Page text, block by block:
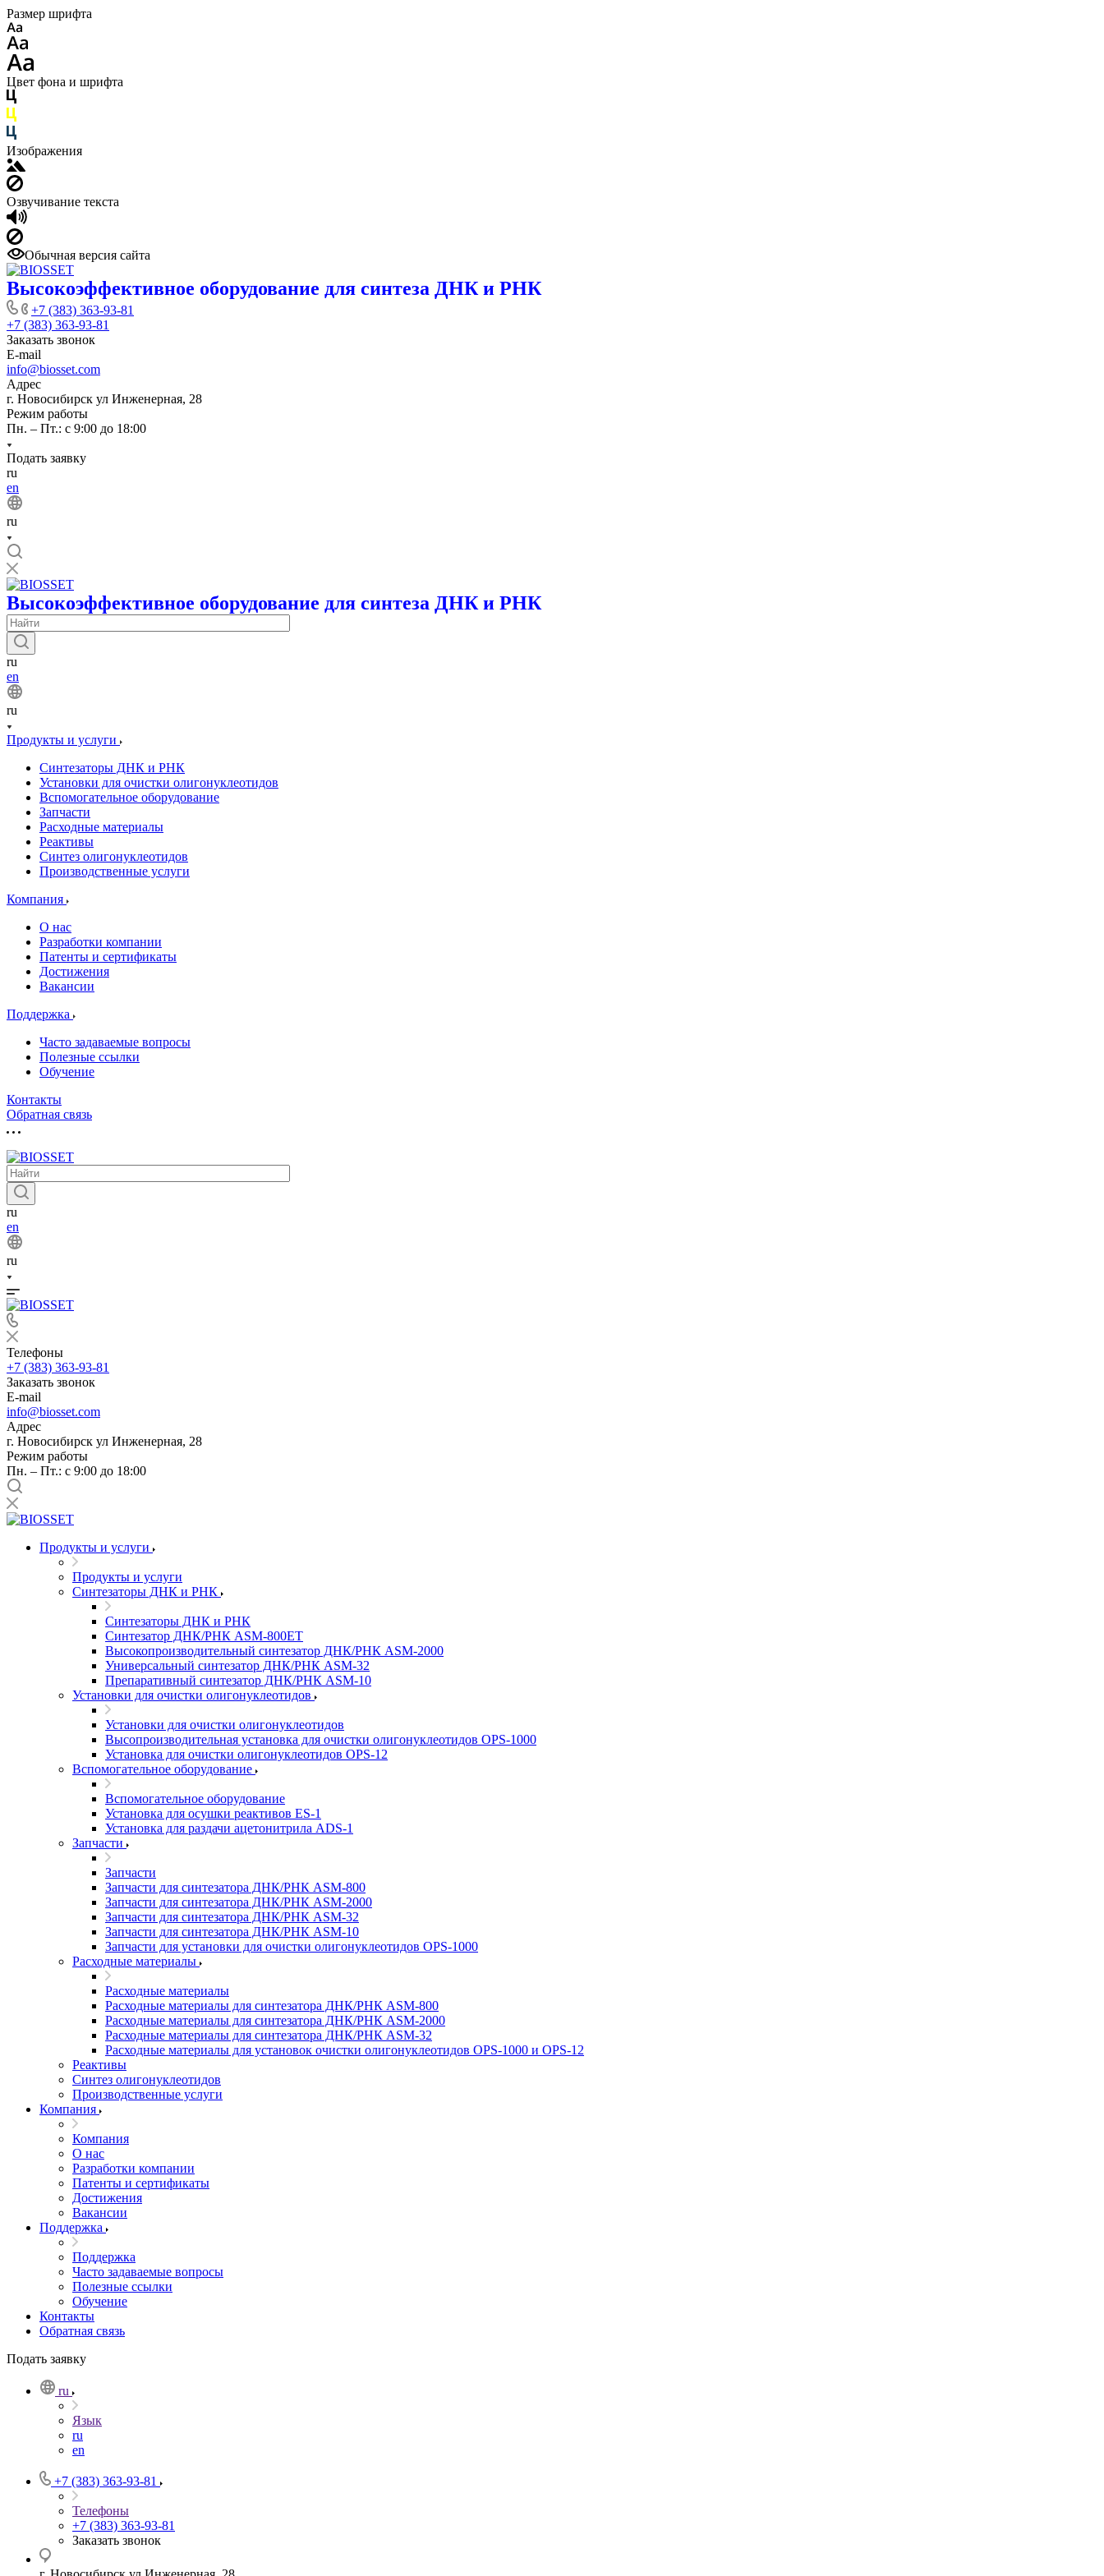
Размер шрифта
Цвет фона и шрифта
Изображения
Озвучивание текста
Обычная версия сайта
Высокоэффективное оборудование для синтеза ДНК и РНК
+7 (383) 363-93-81
+7 (383) 363-93-81
Заказать звонок
E-mail
info@biosset.com
Адрес
г. Новосибирск ул Инженерная, 28
Режим работы
Пн. – Пт.: с 9:00 до 18:00
Подать заявку
ru
en
ru
Высокоэффективное оборудование для синтеза ДНК и РНК
ru
en
ru
Продукты и услуги
Синтезаторы ДНК и РНК
Установки для очистки олигонуклеотидов
Вспомогательное оборудование
Запчасти
Расходные материалы
Реактивы
Синтез олигонуклеотидов
Производственные услуги
Компания
О нас
Разработки компании
Патенты и сертификаты
Достижения
Вакансии
Поддержка
Часто задаваемые вопросы
Полезные ссылки
Обучение
Контакты
Обратная связь
ru
en
ru
Телефоны
+7 (383) 363-93-81
Заказать звонок
E-mail
info@biosset.com
Адрес
г. Новосибирск ул Инженерная, 28
Режим работы
Пн. – Пт.: с 9:00 до 18:00
Продукты и услуги
Продукты и услуги
Синтезаторы ДНК и РНК
Синтезаторы ДНК и РНК
Синтезатор ДНК/РНК ASM-­800ET
Высокопроизводительный синтезатор ДНК/РНК ASM-­2000
Универсальный синтезатор ДНК/РНК ASM-­32
Препаративный синтезатор ДНК/РНК ASM-­10
Установки для очистки олигонуклеотидов
Установки для очистки олигонуклеотидов
Высопроизводительная установка для очистки олигонуклеотидов OPS-­1000
Установка для очистки олигонуклеотидов OPS-­12
Вспомогательное оборудование
Вспомогательное оборудование
Установка для осушки реактивов ES-­1
Установка для раздачи ацетонитрила ADS-1
Запчасти
Запчасти
Запчасти для синтезатора ДНК/РНК ASM-­800
Запчасти для синтезатора ДНК/РНК ASM-­2000
Запчасти для синтезатора ДНК/РНК ASM-32
Запчасти для синтезатора ДНК/РНК ASM-­10
Запчасти для установки для очистки олигонуклеотидов OPS-­1000
Расходные материалы
Расходные материалы
Расходные материалы для синтезатора ДНК/РНК ASM-­800
Расходные материалы для синтезатора ДНК/РНК ASM-­2000
Расходные материалы для синтезатора ДНК/РНК ASM-­32
Расходные материалы для установок очистки олигонуклеотидов OPS-­­1000 и OPS-­12
Реактивы
Синтез олигонуклеотидов
Производственные услуги
Компания
Компания
О нас
Разработки компании
Патенты и сертификаты
Достижения
Вакансии
Поддержка
Поддержка
Часто задаваемые вопросы
Полезные ссылки
Обучение
Контакты
Обратная связь
Подать заявку
ru
Язык
ru
en
+7 (383) 363-93-81
Телефоны
+7 (383) 363-93-81
Заказать звонок